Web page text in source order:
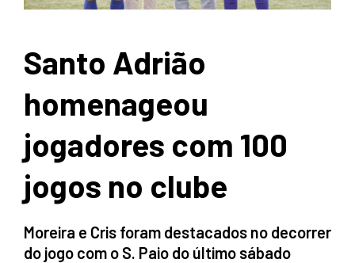
Santo Adrião
homenageou
jogadores com 100
jogos no clube
Moreira e Cris foram destacados no decorrer
do jogo com o S. Paio do último sábado